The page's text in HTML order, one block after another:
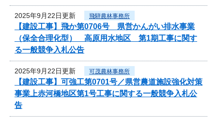
2025年9月22日更新 飛騨農林事務所
【建設工事】飛か第0706号 県営かんがい排水事業
（保全合理化型） 高原用水地区 第1期工事に関す
る一般競争入札公告
2025年9月22日更新 可茂農林事務所
【建設工事】可強工第0701号／県営農道施設強化対策
事業上赤河橋地区第1号工事に関する一般競争入札公
告